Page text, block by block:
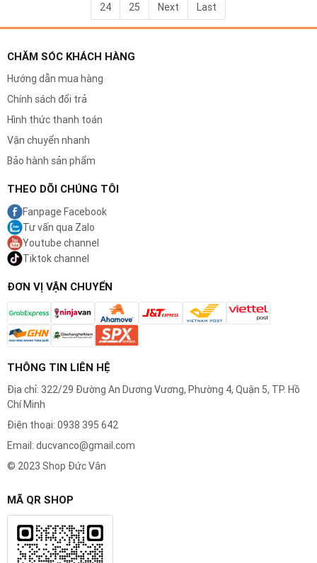
Khôi Phục Hiệu Suất Như Mới
Việc thay thế đầu cạo sẽ "khôi phục" máy cạo
râu của bạn về trạng thái như mới. Bạn sẽ ngay
lập tức cảm nhận được sự khác biệt: cạo nhanh
hơn, sát hơn và êm ái hơn.
Hiệu Suất Cạo Vượt Trội
Một đầu cạo mới giúp duy trì hiệu suất cạo tối
đa. Bạn chỉ cần ít đường cạo hơn để cạo sạch,
đồng nghĩa với việc giảm kích ứng và mang lại
sự thoải mái tuyệt vời cho làn da.
24 25 Next Last
CHĂM SÓC KHÁCH HÀNG
Hướng dẫn mua hàng
Chính sách đổi trả
Hình thức thanh toán
Vận chuyển nhanh
Bảo hành sản phẩm
THEO DÕI CHÚNG TÔI
Fanpage Facebook
Tư vấn qua Zalo
Youtube channel
Tiktok channel
ĐƠN VỊ VẬN CHUYỂN
THÔNG TIN LIÊN HỆ
Địa chỉ: 322/29 Đường An Dương Vương, Phường 4, Quận 5, TP. Hồ
Chí Minh
Điện thoại: 0938 395 642
Email: ducvanco@gmail.com
© 2023 Shop Đức Vân
MÃ QR SHOP